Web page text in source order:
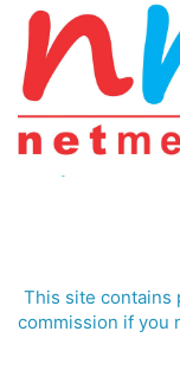
This site contains
commission if you